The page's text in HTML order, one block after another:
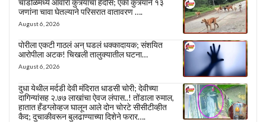
जणांना चावा घेतल्याने परिसरात वातावरण ….
August 6, 2026
पोरीला एकटी गाठलं अन् घडलं धक्कादायक; संशयित
आरोपीला अटक! चिखली तालुक्यातील घटना…
August 6, 2026
दुधा येथील मर्दडी देवी मंदिरात धाडसी चोरी; देवीच्या
दागिन्यांसह २.७७ लाखांचा ऐवज लंपास..! तोंडाला रुमाल,
हातात हँडग्लोव्हज घालून आले दोन चोरटे सीसीटीव्हीत
कैद; दुचाकीवरून बुलढाण्याच्या दिशेने फरार….